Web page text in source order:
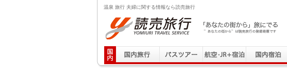
温泉 旅行 夫婦に関する情報なら読売旅行
読売旅行 「あなたの街から」旅にでる｜Yomiuri Travel Service